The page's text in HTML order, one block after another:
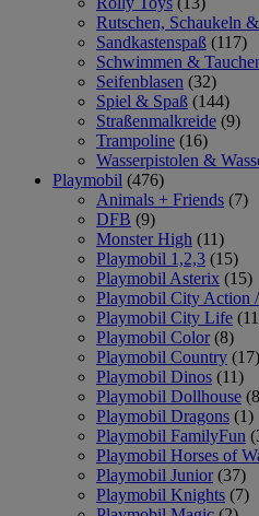
Rutschen, Schaukeln
Sandkastenspaß (117)
Schwimmen &
Seifenblasen (32)
Spiel & Spaß (144)
Straßenmalkreide (9)
Trampoline (16)
Wasserpistolen &
Playmobil (476)
Animals + Friends (7)
DFB (9)
Monster High (11)
Playmobil 1,2,3 (15)
Playmobil Asterix (15)
Playmobil City Action
Playmobil City Life
Playmobil Color (8)
Playmobil Country (17)
Playmobil Dinos (11)
Playmobil Dollhouse
Playmobil Dragons (1)
Playmobil FamilyFun
Playmobil Horses of
Playmobil Junior (37)
Playmobil Knights (7)